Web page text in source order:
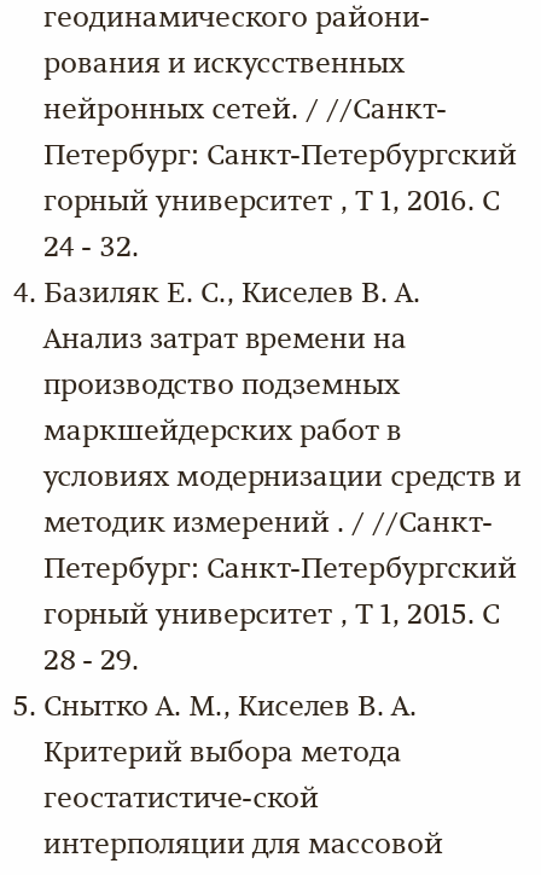
геодинамического райони-
рования и искусственных
нейронных сетей. / //Санкт-
Петербург: Санкт-Петербургский
горный университет , Т 1, 2016. С
24 - 32.
Базиляк Е. С., Киселев В. А.
Анализ затрат времени на
производство подземных
маркшейдерских работ в
условиях модернизации средств и
методик измерений . / //Санкт-
Петербург: Санкт-Петербургский
горный университет , Т 1, 2015. С
28 - 29.
Снытко А. М., Киселев В. А.
Критерий выбора метода
геостатистиче-ской
интерполяции для массовой